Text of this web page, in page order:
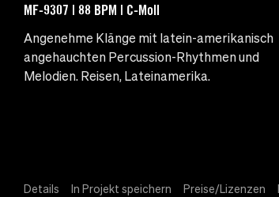
MF-9307 | 88 BPM | C-Moll
Angenehme Klänge mit latein-amerikanisch
angehauchten Percussion-Rhythmen und
Melodien. Reisen, Lateinamerika.
Details In Projekt speichern Preise/Lizenzen